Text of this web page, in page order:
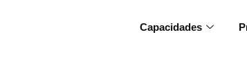
Capacidades